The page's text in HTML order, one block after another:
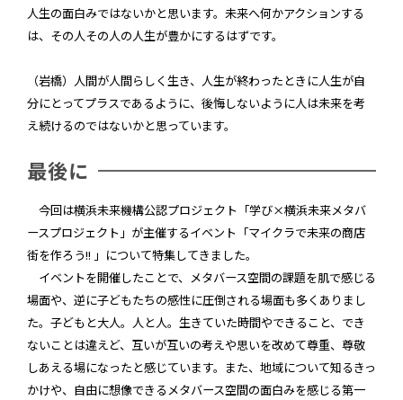
人生の面白みではないかと思います。未来へ何かアクションする
は、その人その人の人生が豊かにするはずです。
（岩橋）人間が人間らしく生き、人生が終わったときに人生が自
分にとってプラスであるように、後悔しないように人は未来を考
え続けるのではないかと思っています。
最後に
今回は横浜未来機構公認プロジェクト「学び×横浜未来メタバ
ースプロジェクト」が主催するイベント「マイクラで未来の商店
街を作ろう!! 」について特集してきました。
イベントを開催したことで、メタバース空間の課題を肌で感じる
場面や、逆に子どもたちの感性に圧倒される場面も多くありまし
た。子どもと大人。人と人。生きていた時間やできること、でき
ないことは違えど、互いが互いの考えや思いを改めて尊重、尊敬
しあえる場になったと感じています。また、地域について知るきっ
かけや、自由に想像できるメタバース空間の面白みを感じる第一